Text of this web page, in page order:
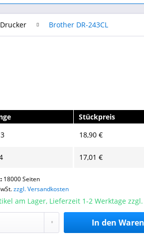
Brother DR-243CL
Stückpreis
3 18,90 €
17,01 €
18000 Seiten
zzgl. Versandkosten
am Lager, Lieferzeit 1-2 Werktage
In den